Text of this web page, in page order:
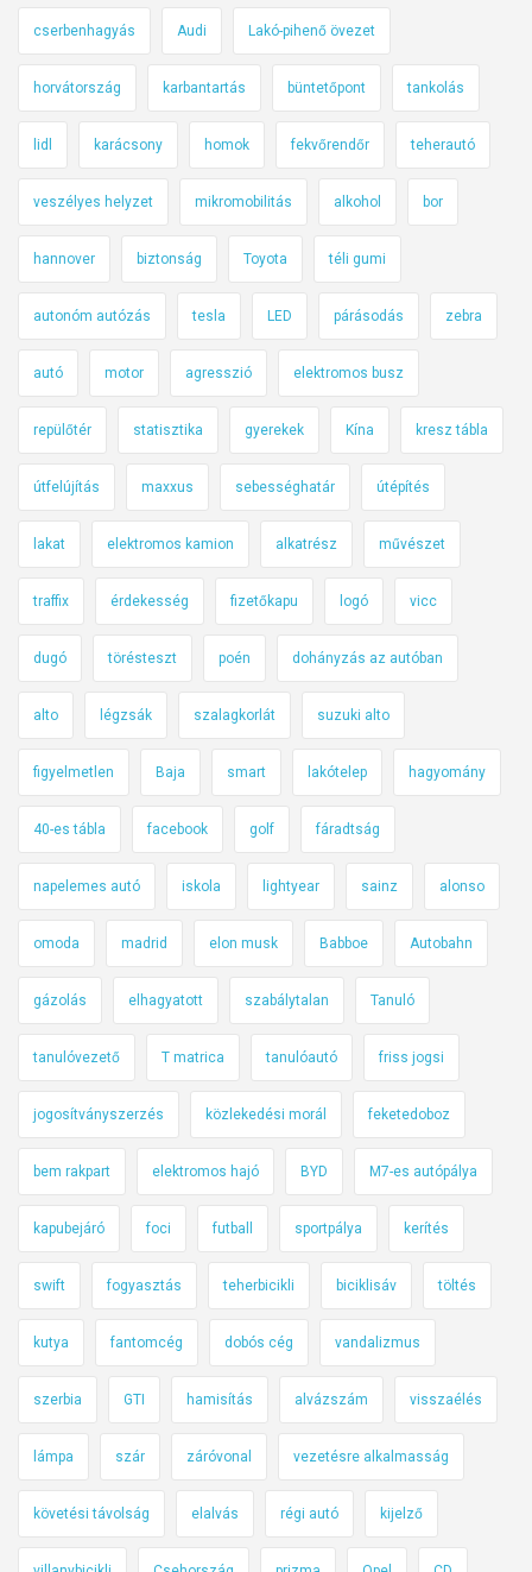
cserbenhagyás Audi Lakó-pihenő övezet
horvátország karbantartás büntetőpont tankolás
lidl karácsony homok fekvőrendőr teherautó
veszélyes helyzet mikromobilitás alkohol bor
hannover biztonság Toyota téli gumi
autonóm autózás tesla LED párásodás zebra
autó motor agresszió elektromos busz
repülőtér statisztika gyerekek Kína kresz tábla
útfelújítás maxxus sebességhatár útépítés
lakat elektromos kamion alkatrész művészet
traffix érdekesség fizetőkapu logó vicc
dugó törésteszt poén dohányzás az autóban
alto légzsák szalagkorlát suzuki alto
figyelmetlen Baja smart lakótelep hagyomány
40-es tábla facebook golf fáradtság
napelemes autó iskola lightyear sainz alonso
omoda madrid elon musk Babboe Autobahn
gázolás elhagyatott szabálytalan Tanuló
tanulóvezető T matrica tanulóautó friss jogsi
jogosítványszerzés közlekedési morál feketedoboz
bem rakpart elektromos hajó BYD M7-es autópálya
kapubejáró foci futball sportpálya kerítés
swift fogyasztás teherbicikli biciklisáv töltés
kutya fantomcég dobós cég vandalizmus
szerbia GTI hamisítás alvázszám visszaélés
lámpa szár záróvonal vezetésre alkalmasság
követési távolság elalvás régi autó kijelző